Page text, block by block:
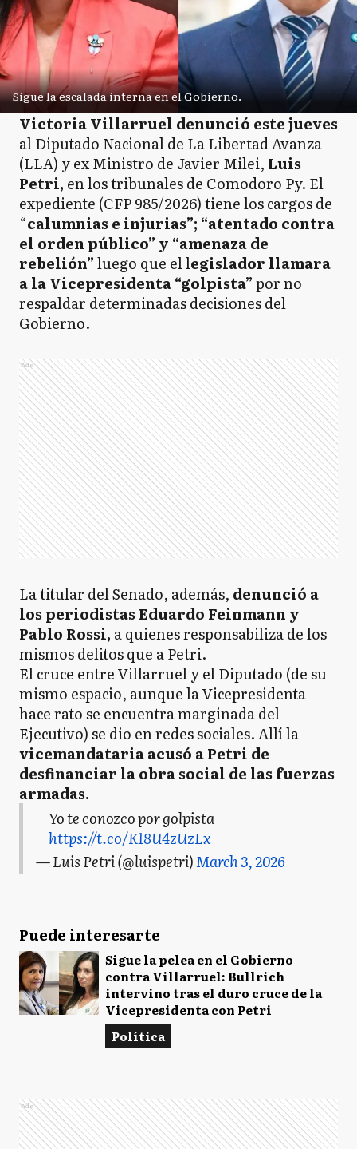
Sigue la escalada interna en el Gobierno.
Victoria Villarruel denunció este jueves
al Diputado Nacional de La Libertad Avanza
(LLA) y ex Ministro de Javier Milei, Luis
Petri, en los tribunales de Comodoro Py. El
expediente (CFP 985/2026) tiene los cargos de
“calumnias e injurias”; “atentado contra
el orden público” y “amenaza de
rebelión”luego que el legislador llamara
a la Vicepresidenta “golpista”por no
respaldar determinadas decisiones del
Gobierno.
Ads
La titular del Senado, además, denunció a
los periodistas Eduardo Feinmann y
Pablo Rossi, a quienes responsabiliza de los
mismos delitos que a Petri.
El cruce entre Villarruel y el Diputado (de su
mismo espacio, aunque la Vicepresidenta
hace rato se encuentra marginada del
Ejecutivo) se dio en redes sociales. Allí la
vicemandataria acusó a Petri de
desfinanciar la obra social de las fuerzas
armadas.
Yo te conozco por golpista
https://t.co/K18U4zUzLx
— Luis Petri (@luispetri)March 3, 2026
Puede interesarte
Sigue la pelea en el Gobierno
contra Villarruel: Bullrich
intervino tras el duro cruce de la
Vicepresidenta con Petri
Política
Ads